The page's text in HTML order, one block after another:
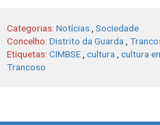
Categorias: Notícias, Sociedade
Concelho: Distrito da Guarda,
Etiquetas: CIMBSE, cultura, cultura
Trancoso